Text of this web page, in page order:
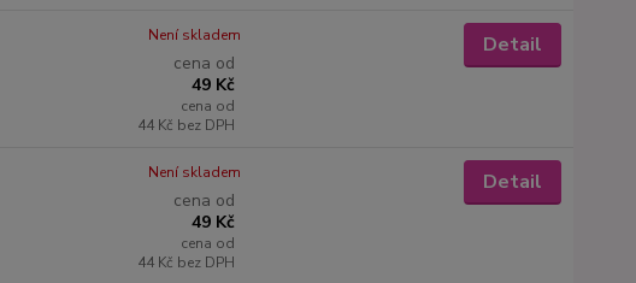
cena od
49 Kč
cena od
44 Kč bez DPH
Není skladem Detail
cena od
49 Kč
cena od
44 Kč bez DPH
Není skladem Detail